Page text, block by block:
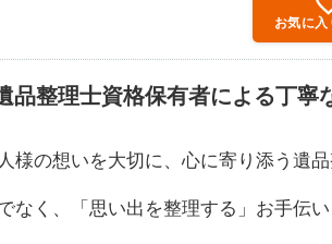
お気に
品整理士資格保有者による丁寧
様の想いを大切に、心に寄り添う遺
なく、「思い出を整理する」お手伝